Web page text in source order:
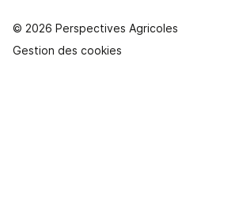
© 2026 Perspectives Agricoles
Gestion des cookies